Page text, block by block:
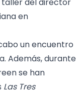
en
un encuentro
Además, durante
se han
Las Tres